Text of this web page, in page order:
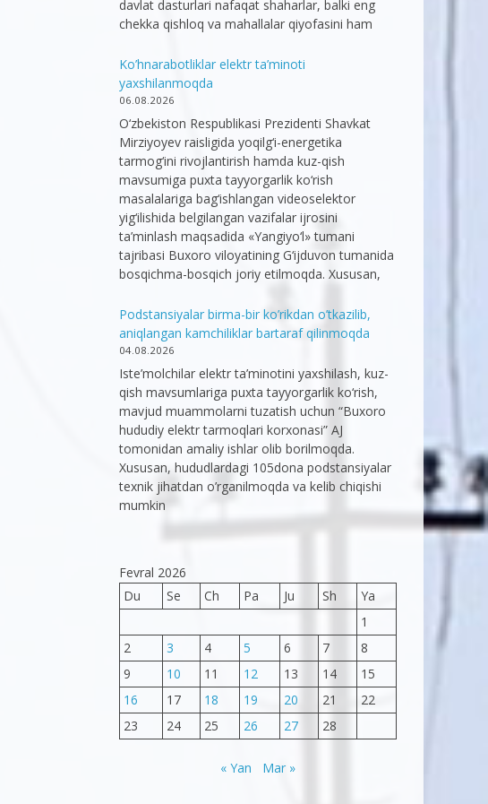
davlat dasturlari nafaqat shaharlar, balki eng
chekka qishloq va mahallalar qiyofasini ham
Ko’hnarabotliklar elektr ta’minoti
yaxshilanmoqda
06.08.2026
O‘zbekiston Respublikasi Prezidenti Shavkat
Mirziyoyev raisligida yoqilg‘i-energetika
tarmog‘ini rivojlantirish hamda kuz-qish
mavsumiga puxta tayyorgarlik ko‘rish
masalalariga bag‘ishlangan videoselektor
yig‘ilishida belgilangan vazifalar ijrosini
ta’minlash maqsadida «Yangiyo‘l» tumani
tajribasi Buxoro viloyatining G‘ijduvon tumanida
bosqichma-bosqich joriy etilmoqda. Xususan,
Podstansiyalar birma-bir ko’rikdan o’tkazilib,
aniqlangan kamchiliklar bartaraf qilinmoqda
04.08.2026
Iste’molchilar elektr ta’minotini yaxshilash, kuz-
qish mavsumlariga puxta tayyorgarlik ko‘rish,
mavjud muammolarni tuzatish uchun “Buxoro
hududiy elektr tarmoqlari korxonasi” AJ
tomonidan amaliy ishlar olib borilmoqda.
Xususan, hududlardagi 105dona podstansiyalar
texnik jihatdan o’rganilmoqda va kelib chiqishi
mumkin
Fevral 2026
Du
Se Ch Pa Ju Sh
Ya
1
2
3 4 5 6 7
8
9
10 11 12 13 14
15
16
17 18 19 20 21
22
23
24 25 26 27 28
« Yan Mar »